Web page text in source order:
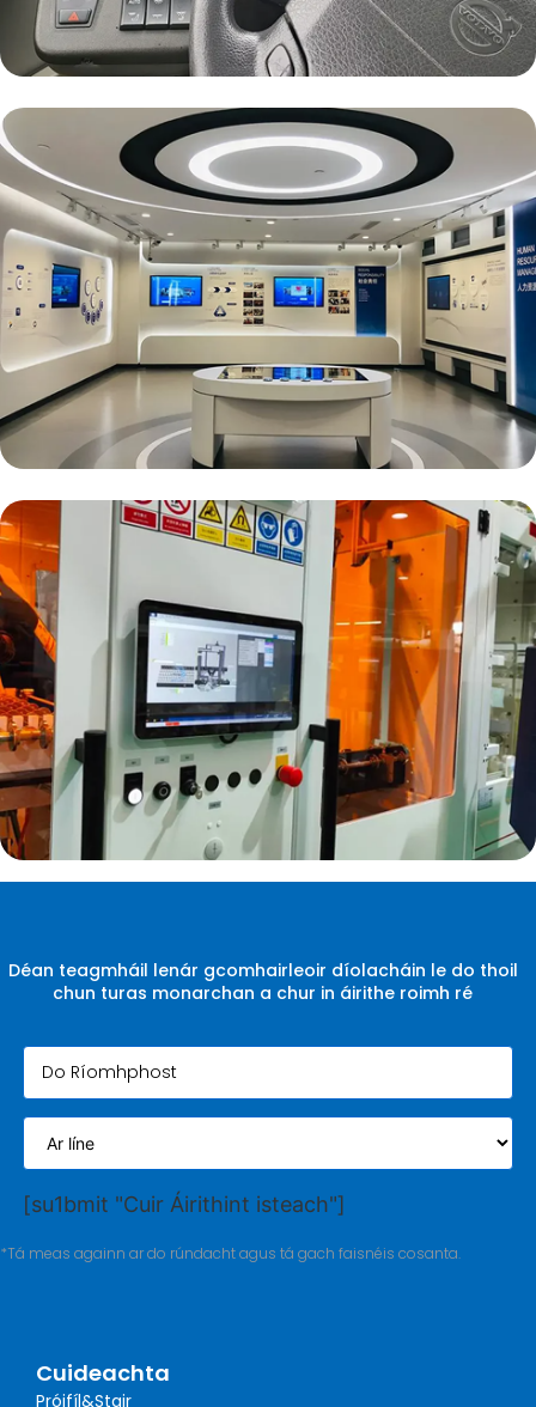
Déan teagmháil lenár gcomhairleoir díolacháin le do thoil
chun turas monarchan a chur in áirithe roimh ré
[su1bmit "Cuir Áirithint isteach"]
*Tá meas againn ar do rúndacht agus tá gach faisnéis cosanta.
Cuideachta
Próifíl&Stair